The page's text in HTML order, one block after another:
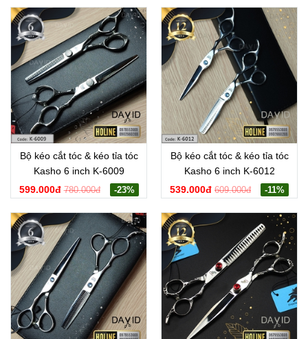
Bộ kéo cắt tóc & kéo tỉa tóc
Kasho 6 inch K-6009
599.000đ 780.000đ -23%
Bộ kéo cắt tóc & kéo tỉa tóc
Kasho 6 inch K-6012
539.000đ 609.000đ -11%